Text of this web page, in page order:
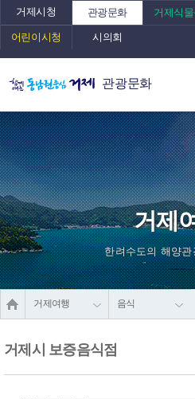
거제시청 관광문화 거제식물
어린이시청 시의회
관광문화
거제
한려수도의 해양
거제여행 음식
거제시 보증음식점